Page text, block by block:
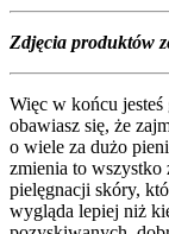
Zdjęcia produktów
Więc w końcu jesteś
obawiasz się, że
o wiele za dużo
zmienia to wszystko
pielęgnacji skóry,
wygląda lepiej niż